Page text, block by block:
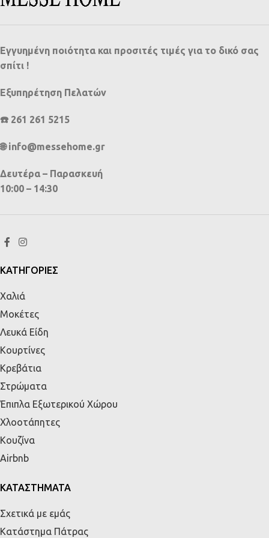
Εγγυημένη ποιότητα και προσιτές τιμές για το δικό σας
σπίτι !
Εξυπηρέτηση Πελατών
☎️ 261 261 5215
🌐 info@messehome.gr
Δευτέρα – Παρασκευή
10:00 – 14:30
ΚΑΤΗΓΟΡΙΕΣ
Χαλιά
Μοκέτες
Λευκά Είδη
Κουρτίνες
Κρεβάτια
Στρώματα
Έπιπλα Εξωτερικού Χώρου
Χλοοτάπητες
Κουζίνα
Airbnb
ΚΑΤΑΣΤΗΜΑΤΑ
Σχετικά με εμάς
Κατάστημα Πάτρας